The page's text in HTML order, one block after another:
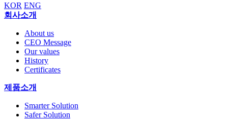
KOR ENG
회사소개
About us
CEO Message
Our values
History
Certificates
제품소개
Smarter Solution
Safer Solution